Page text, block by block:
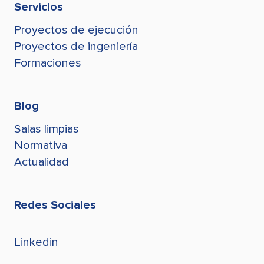
jconde@stegroup.com
Juan Conde
jconde@stegroup.com
Servicios
Proyectos de ejecución
Proyectos de ingeniería
Formaciones
Blog
Salas limpias
Normativa
Actualidad
Redes Sociales
Linkedin